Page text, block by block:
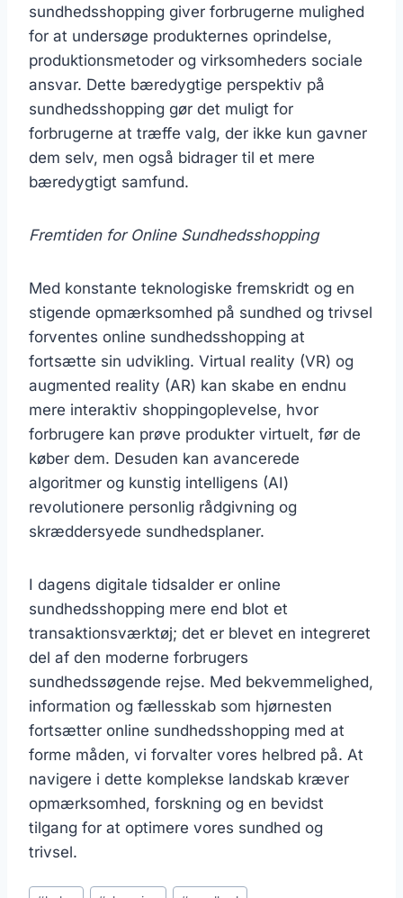
sundhedsshopping giver forbrugerne mulighed
for at undersøge produkternes oprindelse,
produktionsmetoder og virksomheders sociale
ansvar. Dette bæredygtige perspektiv på
sundhedsshopping gør det muligt for
forbrugerne at træffe valg, der ikke kun gavner
dem selv, men også bidrager til et mere
bæredygtigt samfund.
Fremtiden for Online Sundhedsshopping
Med konstante teknologiske fremskridt og en
stigende opmærksomhed på sundhed og trivsel
forventes online sundhedsshopping at
fortsætte sin udvikling. Virtual reality (VR) og
augmented reality (AR) kan skabe en endnu
mere interaktiv shoppingoplevelse, hvor
forbrugere kan prøve produkter virtuelt, før de
køber dem. Desuden kan avancerede
algoritmer og kunstig intelligens (AI)
revolutionere personlig rådgivning og
skræddersyede sundhedsplaner.
I dagens digitale tidsalder er online
sundhedsshopping mere end blot et
transaktionsværktøj; det er blevet en integreret
del af den moderne forbrugers
sundhedssøgende rejse. Med bekvemmelighed,
information og fællesskab som hjørnesten
fortsætter online sundhedsshopping med at
forme måden, vi forvalter vores helbred på. At
navigere i dette komplekse landskab kræver
opmærksomhed, forskning og en bevidst
tilgang for at optimere vores sundhed og
trivsel.
Post